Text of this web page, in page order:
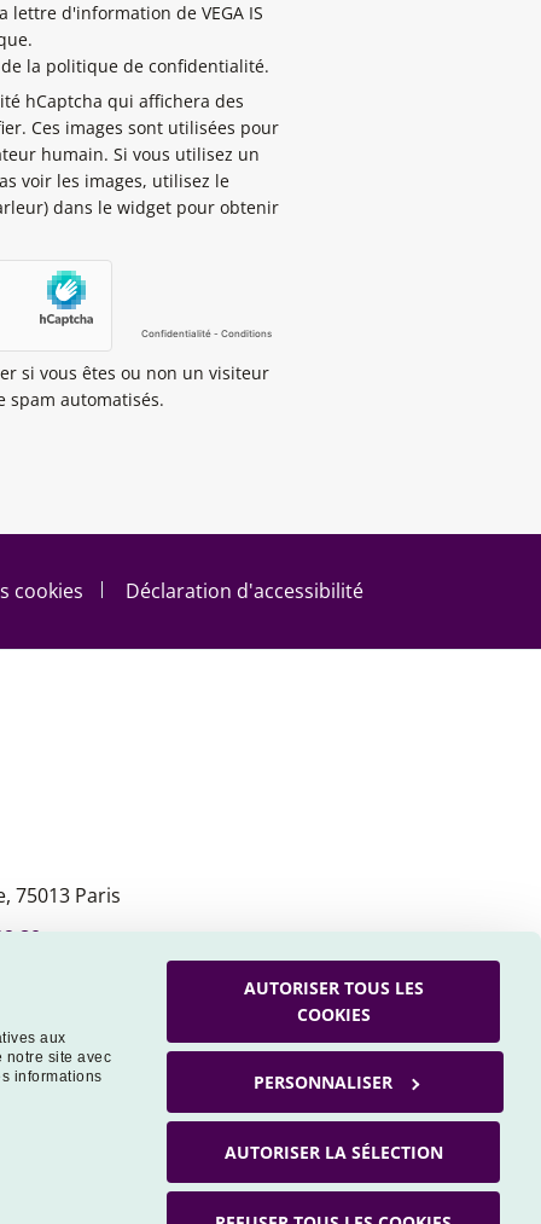
aux
notre site avec
informations
AUTORISER TOUS LES
COOKIES
PERSONNALISER
AUTORISER LA SÉLECTION
lettre d'information de VEGA IS
la politique de confidentialité.
hCaptcha qui affichera des
Ces images sont utilisées pour
humain. Si vous utilisez un
voir les images, utilisez le
dans le widget pour obtenir
si vous êtes ou non un visiteur
spam automatisés.
cookies Déclaration d'accessibilité
75013 Paris
80